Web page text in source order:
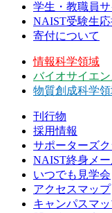
学生・教職員サ
NAIST受験生応
寄付について
情報科学領域
バイオサイエ
物質創成科学
刊行物
採用情報
サポーターズ
NAIST終身メ
いつでも見学会
アクセスマップ
キャンパスマ